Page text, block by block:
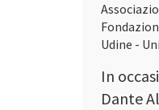
Udine -
In
Dante